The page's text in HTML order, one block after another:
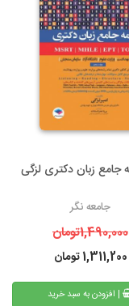
جامع زبان دکتری لزگی
جامعه نگر
1,490,000تومان
1,311,200تومان
| افزودن به سبد خرید